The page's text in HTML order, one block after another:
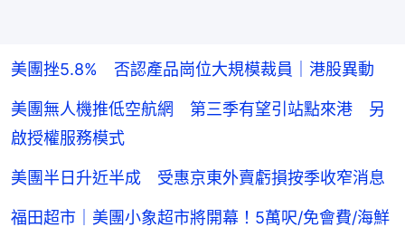
美團挫5.8% 否認產品崗位大規模裁員｜港股異動
美團無人機推低空航網 第三季有望引站點來港 另
啟授權服務模式
美團半日升近半成 受惠京東外賣虧損按季收窄消息
福田超市｜美團小象超市將開幕！5萬呎/免會費/海鮮